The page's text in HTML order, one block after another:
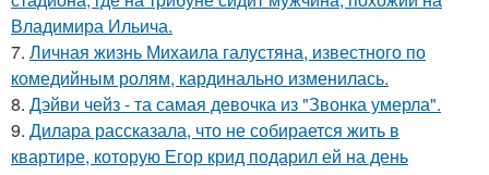
Владимира Ильича.
7. Личная жизнь Михаила галустяна, известного по
комедийным ролям, кардинально изменилась.
8. Дэйви чейз - та самая девочка из "Звонка умерла".
9. Дилара рассказала, что не собирается жить в
квартире, которую Егор крид подарил ей на день